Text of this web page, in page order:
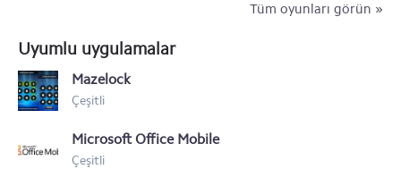
Nokia Lumia icon 929
Nokia Lumia 1320
Nokia Lumia 1520
Nokia 500
Tüm oyunları görün »
Uyumlu uygulamalar
Mazelock
Çeşitli
Microsoft Office Mobile
Çeşitli